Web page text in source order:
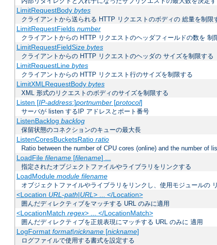
LimitRequestBody bytes
クライアントから送られる HTTP リクエストのボディの 総量を制限
LimitRequestFields number
クライアントからの HTTP リクエストのヘッダフィールドの数を 制
LimitRequestFieldSize bytes
クライアントからの HTTP リクエストのヘッダの サイズを制限する
LimitRequestLine bytes
クライアントからの HTTP リクエスト行のサイズを制限する
LimitXMLRequestBody bytes
XML 形式のリクエストのボディのサイズを制限する
Listen [IP-address:]portnumber[protocol]
サーバが listen するIP アドレスとポート番号
ListenBacklog backlog
保留状態のコネクションのキューの最大長
ListenCoresBucketsRatio ratio
Ratio between the number of CPU cores (online) and the number of
LoadFile filename[filename] ...
指定されたオブジェクトファイルやライブラリをリンクする
LoadModule module filename
オブジェクトファイルやライブラリをリンクし、使用モジュールの
<Location URL-path|URL> ... </Location>
囲んだディレクティブをマッチする URL のみに適用
<LocationMatch regex> ... </LocationMatch>
囲んだディレクティブを正規表現にマッチする URL のみに 適用
LogFormat format|nickname[nickname]
ログファイルで使用する書式を設定する